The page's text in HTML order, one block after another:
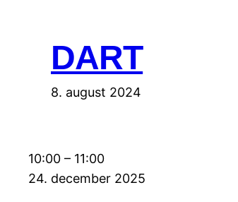
DART
8. august 2024
Dart
10:00 – 11:00
24. december 2025